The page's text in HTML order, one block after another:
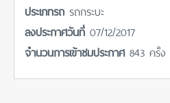
ประเภทรถ รถกระบะ
ลงประกาศวันที่ 07/12/2017
จำนวนการเข้าชมประกาศ 843 ครั้ง